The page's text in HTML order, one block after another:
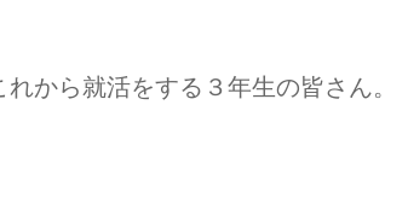
から就活をする３年生の皆さん。